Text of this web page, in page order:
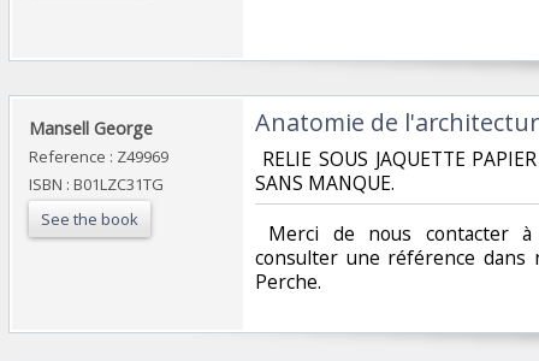
‎Mansell George ‎
Reference : Z49969
ISBN : B01LZC31TG
See the book
‎Anatomie de
RELIE SOUS JAQUETTE
SANS MANQUE. ‎
Merci de nous contacter
consulter une référence dans
Perche.‎